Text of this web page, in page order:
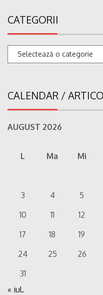
CATEGORII
Categorii
CALENDAR /
AUGUST 2026
L Ma Mi
3
4 5
10
11 12
17
18 19
24
25 26
31
« iul.